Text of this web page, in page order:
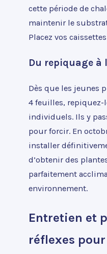
cette période de
maintenir le
Placez vos
Du repiquage à
Dès que les jeunes
4 feuilles, repiquez-
individuels. Ils y
pour forcir. En
installer
d’obtenir des
parfaitement
environnement.
Entretien et
réflexes